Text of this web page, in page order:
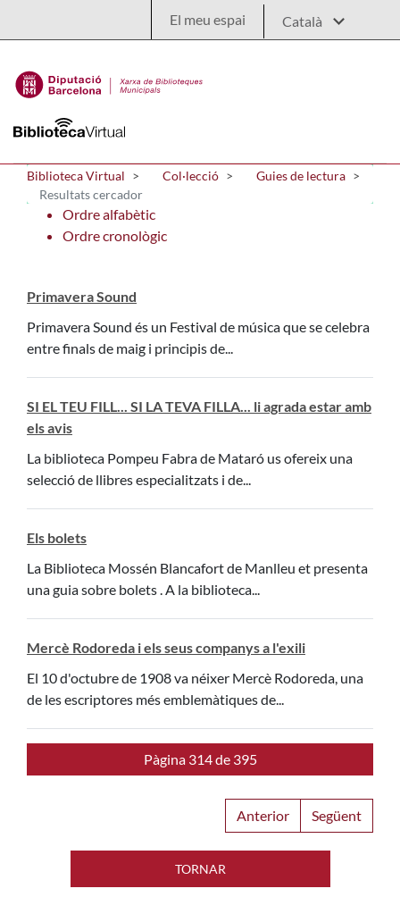
El meu espai
Biblioteca Virtual Col·lecció
Guies de lectura
Resultats cercador
Ordre alfabètic
Ordre cronològic
Primavera Sound
Primavera Sound és un Festival de música que se celebra
entre finals de maig i principis de...
SI EL TEU FILL... SI LA TEVA FILLA... li agrada estar amb
els avis
La biblioteca Pompeu Fabra de Mataró us ofereix una
selecció de llibres especialitzats i de...
Els bolets
La Biblioteca Mossén Blancafort de Manlleu et presenta
una guia sobre bolets . A la biblioteca...
Mercè Rodoreda i els seus companys a l'exili
El 10 d'octubre de 1908 va néixer Mercè Rodoreda, una
de les escriptores més emblemàtiques de...
Pàgina 314 de 395
Anterior Següent
TORNAR